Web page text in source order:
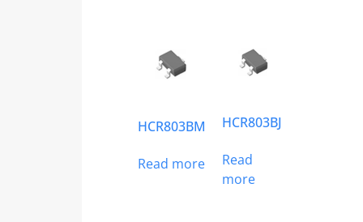
HCR803BM
Read more
HCR803BJ
Read
more